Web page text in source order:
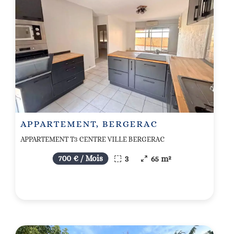
APPARTEMENT, BERGERAC
APPARTEMENT T3 CENTRE VILLE BERGERAC
700 € / Mois 3 65 m²